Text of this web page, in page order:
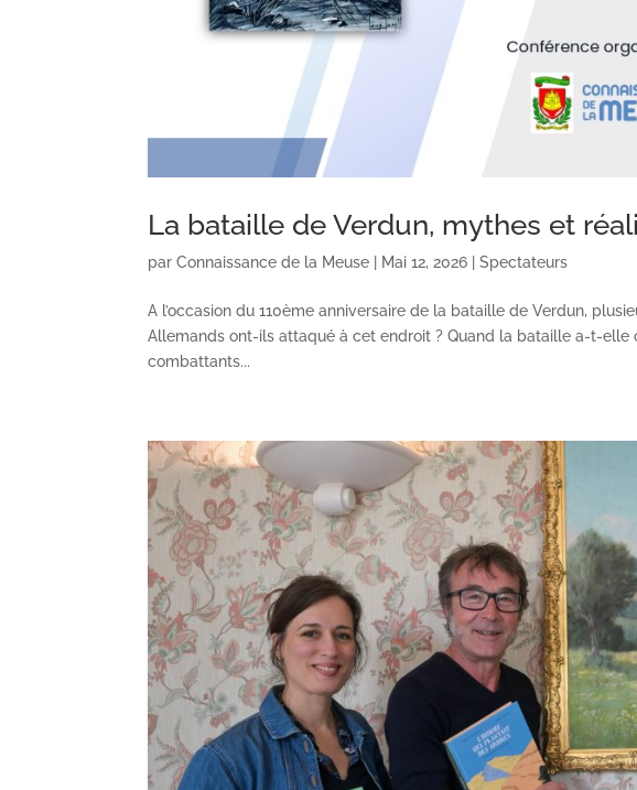
La bataille de Verdun, mythes et
parConnaissance de la Meuse | Mai 12, 2026 |Spectateurs
A l’occasion du 110ème anniversaire de la bataille de Verdun,
Allemands ont-ils attaqué à cet endroit ? Quand la bataille a-t-elle
combattants...